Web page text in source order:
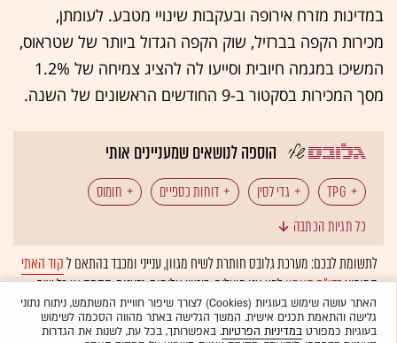
במדינות מזרח אירופה ובעקבות שינויי מטבע. לעומתן,
מכירות הקפה בברזיל, שוק הקפה הגדול ביותר של שטראוס,
המשיכו במגמה חיובית וסייעו לה להציג צמיחה של 1.2%
מסך המכירות בסקטור ב-9 החודשים הראשונים של השנה.
הוספה לנושאים שמעניינים אותי
TPG גדי לסין דוחות כספיים חומוס
מזון עופרה שטראוס
שטראוס שטראוס קפה סברה
כל תגיות הכתבה
לתשומת לבכם: מערכת גלובס חותרת לשיח מגוון, ענייני ומכבד בהתאם לקוד האתי
המופיעבדו"ח האמוןלפיו אנו פועלים. ביטויי אלימות, גזענות, הסתה או כל שיח
בלתי הולם אחר מסוננים בצורהאוטומטיתולא יפורסמו באתר.
האתר עושה שימוש בעוגיות (Cookies) לצורך שיפור חוויית המשתמש, ניתוח נתוני
גלישה והתאמת תכנים אישית. המשך הגלישה באתר מהווה הסכמה לשימוש
בעוגיות כמפורטבמדיניות הפרטיות. באפשרותך, בכל עת, לשנות את הגדרות